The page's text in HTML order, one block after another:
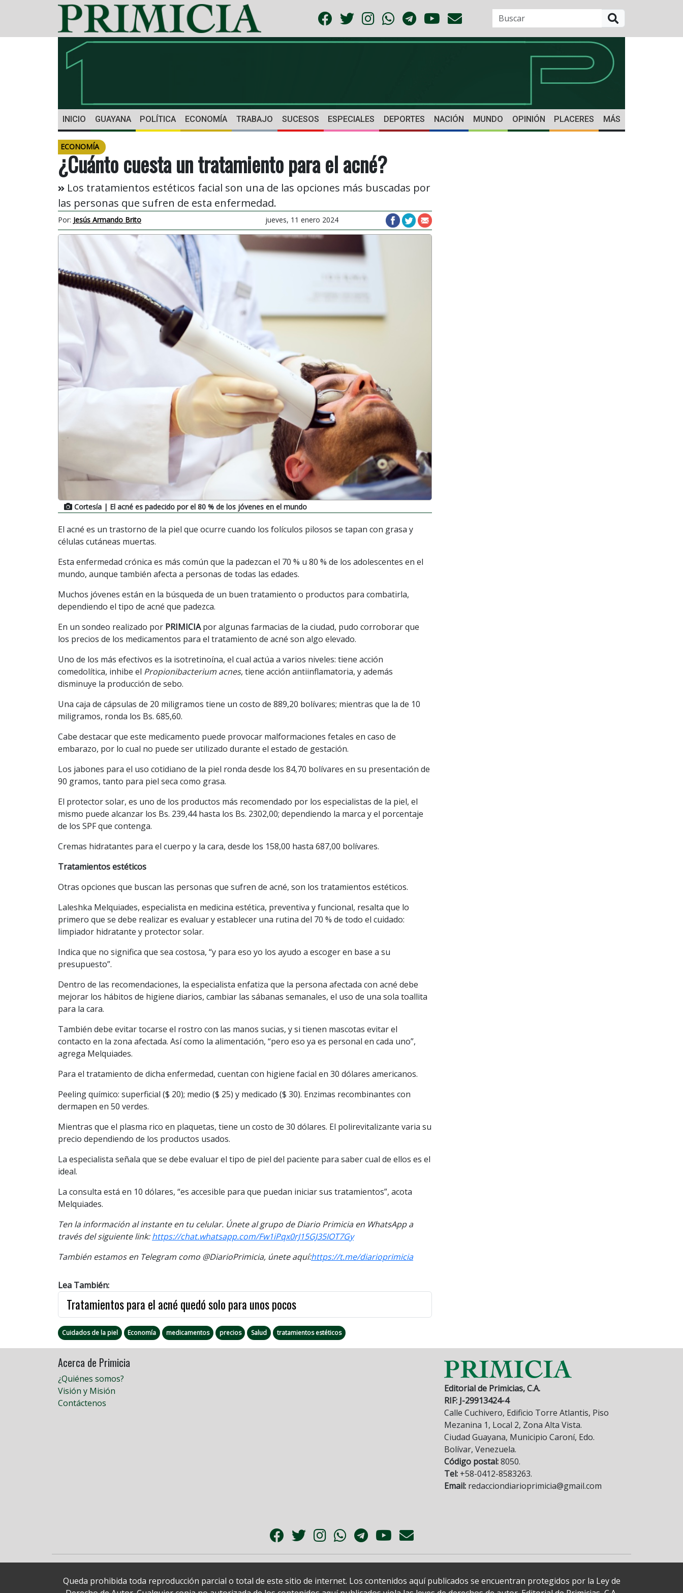
INICIO GUAYANA POLÍTICA ECONOMÍA TRABAJO SUCESOS ESPECIALES DEPORTES NACIÓN MUNDO OPINIÓN PLACERES MÁS
ECONOMÍA
¿Cuánto cuesta un tratamiento para el acné?
Los tratamientos estéticos facial son una de las opciones más buscadas por
las personas que sufren de esta enfermedad.
Por: Jesús Armando Brito jueves, 11 enero 2024
Cortesía | El acné es padecido por el 80 % de los jóvenes en el mundo
El acné es un trastorno de la piel que ocurre cuando los folículos pilosos se tapan con grasa y
células cutáneas muertas.
Esta enfermedad crónica es más común que la padezcan el 70 % u 80 % de los adolescentes en el
mundo, aunque también afecta a personas de todas las edades.
Muchos jóvenes están en la búsqueda de un buen tratamiento o productos para combatirla,
dependiendo el tipo de acné que padezca.
En un sondeo realizado por PRIMICIApor algunas farmacias de la ciudad, pudo corroborar que
los precios de los medicamentos para el tratamiento de acné son algo elevado.
Uno de los más efectivos es la isotretinoína, el cual actúa a varios niveles: tiene acción
comedolítica, inhibe el Propionibacterium acnes, tiene acción antiinflamatoria, y además
disminuye la producción de sebo.
Una caja de cápsulas de 20 miligramos tiene un costo de 889,20 bolívares; mientras que la de 10
miligramos, ronda los Bs. 685,60.
Cabe destacar que este medicamento puede provocar malformaciones fetales en caso de
embarazo, por lo cual no puede ser utilizado durante el estado de gestación.
Los jabones para el uso cotidiano de la piel ronda desde los 84,70 bolívares en su presentación de
90 gramos, tanto para piel seca como grasa.
El protector solar, es uno de los productos más recomendado por los especialistas de la piel, el
mismo puede alcanzar los Bs. 239,44 hasta los Bs. 2302,00; dependiendo la marca y el porcentaje
de los SPF que contenga.
Cremas hidratantes para el cuerpo y la cara, desde los 158,00 hasta 687,00 bolívares.
Tratamientos estéticos
Otras opciones que buscan las personas que sufren de acné, son los tratamientos estéticos.
Laleshka Melquiades, especialista en medicina estética, preventiva y funcional, resalta que lo
primero que se debe realizar es evaluar y establecer una rutina del 70 % de todo el cuidado:
limpiador hidratante y protector solar.
Indica que no significa que sea costosa, “y para eso yo los ayudo a escoger en base a su
presupuesto”.
Dentro de las recomendaciones, la especialista enfatiza que la persona afectada con acné debe
mejorar los hábitos de higiene diarios, cambiar las sábanas semanales, el uso de una sola toallita
para la cara.
También debe evitar tocarse el rostro con las manos sucias, y si tienen mascotas evitar el
contacto en la zona afectada. Así como la alimentación, “pero eso ya es personal en cada uno”,
agrega Melquiades.
Para el tratamiento de dicha enfermedad, cuentan con higiene facial en 30 dólares americanos.
Peeling químico: superficial ($ 20); medio ($ 25) y medicado ($ 30). Enzimas recombinantes con
dermapen en 50 verdes.
Mientras que el plasma rico en plaquetas, tiene un costo de 30 dólares. El polirevitalizante varia su
precio dependiendo de los productos usados.
La especialista señala que se debe evaluar el tipo de piel del paciente para saber cual de ellos es el
ideal.
La consulta está en 10 dólares, “es accesible para que puedan iniciar sus tratamientos”, acota
Melquiades.
Ten la información al instante en tu celular. Únete al grupo de Diario Primicia en WhatsApp a
través del siguiente link:https://chat.whatsapp.com/Fw1iPqx0rJ15GJ35IOT7Gy
También estamos en Telegram como @DiarioPrimicia, únete aquí:https://t.me/diarioprimicia
Lea También:
Tratamientos para el acné quedó solo para unos pocos
Cuidados de la piel Economía medicamentos precios Salud tratamientos estéticos
Acerca de Primicia
¿Quiénes somos?
Visión y Misión
Contáctenos
Editorial de Primicias, C.A.
RIF: J-29913424-4
Calle Cuchivero, Edificio Torre Atlantis, Piso
Mezanina 1, Local 2, Zona Alta Vista.
Ciudad Guayana, Municipio Caroní, Edo.
Bolívar, Venezuela.
Código postal:8050.
Tel: +58-0412-8583263.
Email: redacciondiarioprimicia@gmail.com
Queda prohibida toda reproducción parcial o total de este sitio de internet. Los contenidos aquí publicados se encuentran protegidos por la Ley de